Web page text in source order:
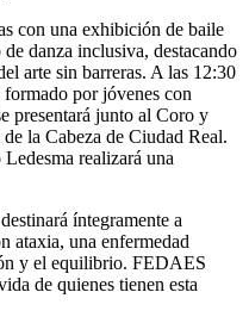
con una exhibición de baile
danza inclusiva, destacando
arte sin barreras. A las 12:30
por jóvenes con
presentará junto al Coro y
la Cabeza de Ciudad Real.
realizará una
íntegramente a
ataxia, una enfermedad
y el equilibrio. FEDAES
de quienes tienen esta